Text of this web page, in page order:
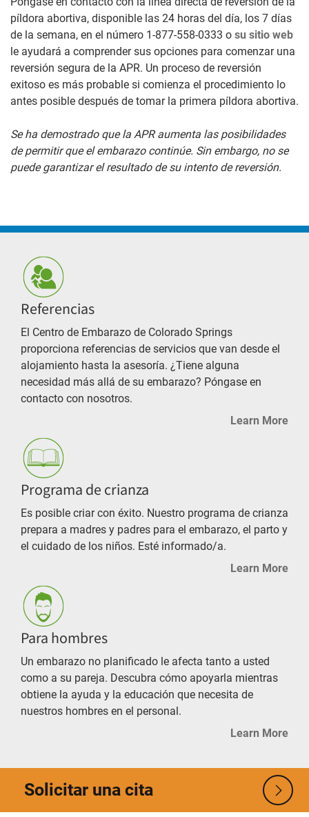
píldora abortiva, disponible las 24 horas del día, los 7 días
de la semana, en el número 1-877-558-0333 o su sitio web
le ayudará a comprender sus opciones para comenzar una
reversión segura de la APR. Un proceso de reversión
exitoso es más probable si comienza el procedimiento lo
antes posible después de tomar la primera píldora abortiva.
Se ha demostrado que la APR aumenta las posibilidades
de permitir que el embarazo continúe. Sin embargo, no se
puede garantizar el resultado de su intento de reversión.
Referencias
El Centro de Embarazo de Colorado Springs
proporciona referencias de servicios que van desde el
alojamiento hasta la asesoría. ¿Tiene alguna
necesidad más allá de su embarazo? Póngase en
contacto con nosotros.
Learn More
Programa de crianza
Es posible criar con éxito. Nuestro programa de crianza
prepara a madres y padres para el embarazo, el parto y
el cuidado de los niños. Esté informado/a.
Learn More
Para hombres
Un embarazo no planificado le afecta tanto a usted
como a su pareja. Descubra cómo apoyarla mientras
obtiene la ayuda y la educación que necesita de
nuestros hombres en el personal.
Learn More
Solicitar una cita